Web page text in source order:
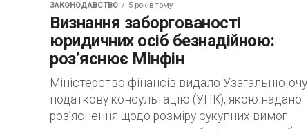
ЗАКОНОДАВСТВО 5 років тому
Визнання заборгованості
юридичних осіб безнадійною:
роз’яснює Мінфін
Міністерство фінансів видало Узагальнюючу
податкову консультацію (УПК), якою надано
роз’яснення щодо розміру сукупних вимог
кредитора до юридичної або фізичної особи-